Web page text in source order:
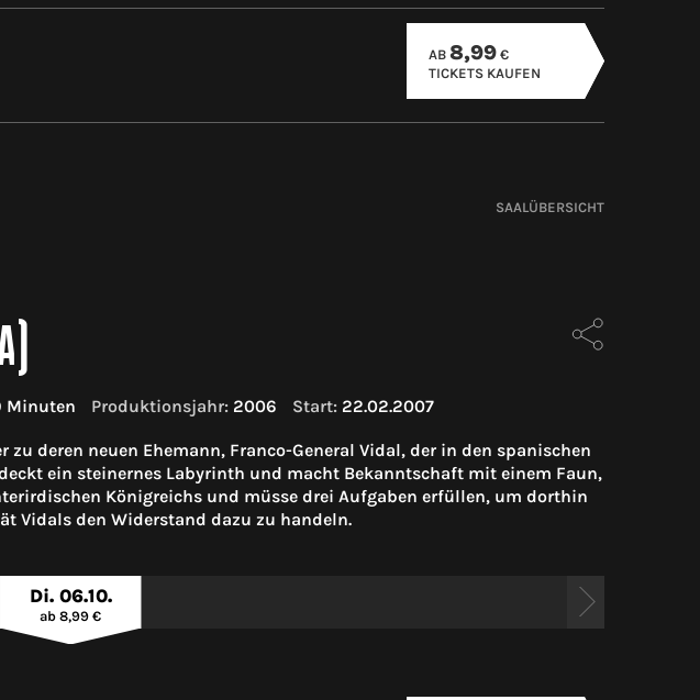
AB 8,99€
TICKETS KAUFEN
SAALÜBERSICHT
Minuten Produktionsjahr: 2006 Start: 22.02.2007
deren neuen Ehemann, Franco-General Vidal, der in den spanischen
ein steinernes Labyrinth und macht Bekanntschaft mit einem Faun,
Königreichs und müsse drei Aufgaben erfüllen, um dorthin
Vidals den Widerstand dazu zu handeln.
Di. 06.10.
ab 8,99 €